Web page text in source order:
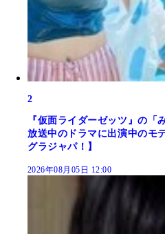
2
『仮面ライダーゼッツ』の
放送中のドラマに出演中のモ
グラジャパ！】
2026年08月05日 12:00